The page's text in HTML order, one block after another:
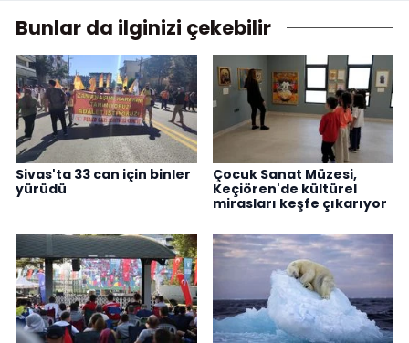
Bunlar da ilginizi çekebilir
Sivas'ta 33 can için binler
yürüdü
Çocuk Sanat Müzesi,
Keçiören'de kültürel
mirasları keşfe çıkarıyor